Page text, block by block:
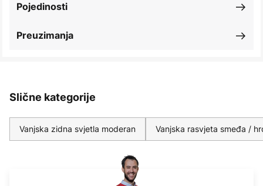
Pojedinosti
Preuzimanja
Slične kategorije
Vanjska zidna svjetla moderan Vanjska rasvjeta smeđa /